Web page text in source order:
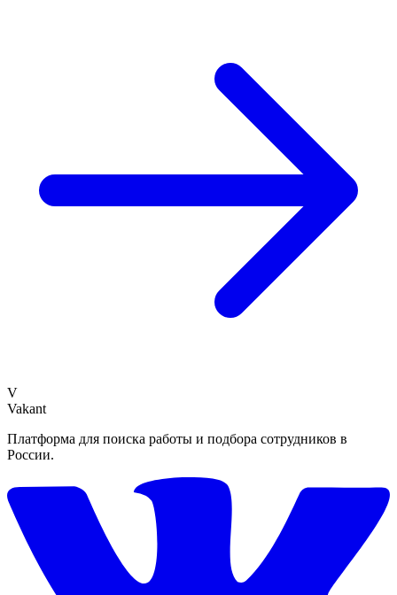
V
Vakant
Платформа для поиска работы и подбора сотрудников в
России.